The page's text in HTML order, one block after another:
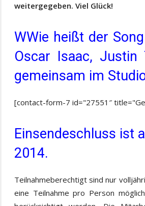
weitergegeben. Viel Glück!
WWie heißt der
Oscar Isaac, Justin
gemeinsam im
[contact-form-7 id="27551″
Einsendeschluss ist
2014.
Teilnahmeberechtigt sind nur
eine Teilnahme pro Person